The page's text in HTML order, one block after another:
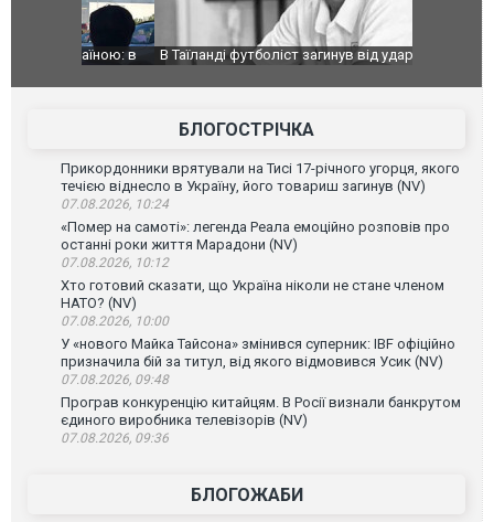
В Таїланді футболіст загинув від удару
постраждали. ВІДЕО
БЛОГОСТРІЧКА
Прикордонники врятували на Тисі 17-річного угорця, якого
течією віднесло в Україну, його товариш загинув (NV)
07.08.2026, 10:24
«Помер на самоті»: легенда Реала емоційно розповів про
останні роки життя Марадони (NV)
07.08.2026, 10:12
Хто готовий сказати, що Україна ніколи не стане членом
НАТО? (NV)
07.08.2026, 10:00
У «нового Майка Тайсона» змінився суперник: IBF офіційно
призначила бій за титул, від якого відмовився Усик (NV)
07.08.2026, 09:48
Програв конкуренцію китайцям. В Росії визнали банкрутом
єдиного виробника телевізорів (NV)
07.08.2026, 09:36
БЛОГОЖАБИ